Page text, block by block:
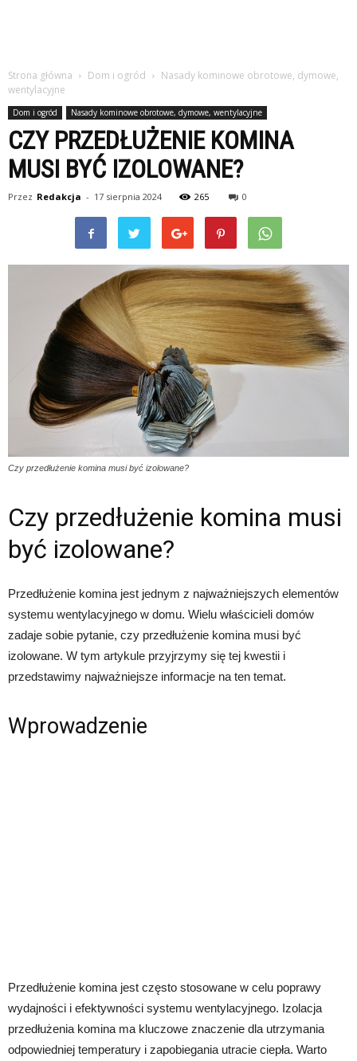
Strona główna Dom i ogród
Nasady kominowe obrotowe, dymowe,
wentylacyjne
Dom i ogród Nasady kominowe obrotowe, dymowe, wentylacyjne
CZY PRZEDŁUŻENIE KOMINA
MUSI BYĆ IZOLOWANE?
Przez Redakcja - 17 sierpnia 2024 265 0
Czy przedłużenie komina musi być izolowane?
Czy przedłużenie komina musi
być izolowane?
Przedłużenie komina jest jednym z najważniejszych elementów
systemu wentylacyjnego w domu. Wielu właścicieli domów
zadaje sobie pytanie, czy przedłużenie komina musi być
izolowane. W tym artykule przyjrzymy się tej kwestii i
przedstawimy najważniejsze informacje na ten temat.
Wprowadzenie
Przedłużenie komina jest często stosowane w celu poprawy
wydajności i efektywności systemu wentylacyjnego. Izolacja
przedłużenia komina ma kluczowe znaczenie dla utrzymania
odpowiedniej temperatury i zapobiegania utracie ciepła. Warto